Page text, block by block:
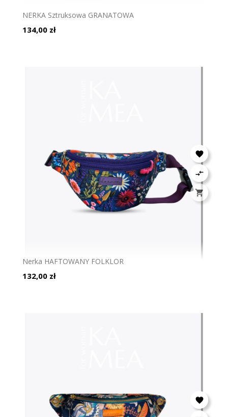
NERKA Sztruksowa GRANATOWA
Cena
134,00 zł



Nerka HAFTOWANY FOLKLOR
Cena
132,00 zł
